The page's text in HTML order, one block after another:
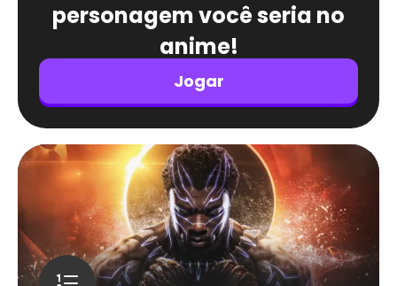
personagem você seria no
anime!
Jogar